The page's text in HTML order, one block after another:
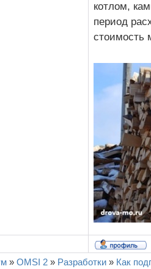
котлом,
период
стоимость
» OMSI 2 » Разработки » Как